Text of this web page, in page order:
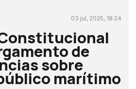
03 jul, 2025, 18:24
de
sobre
marítimo